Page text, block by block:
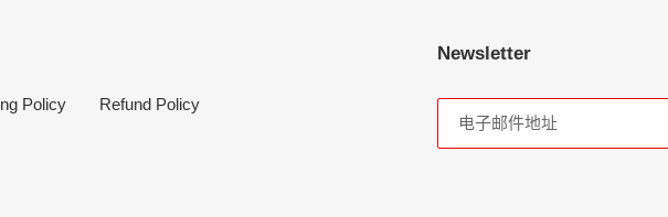
Policy Refund Policy
Newsletter